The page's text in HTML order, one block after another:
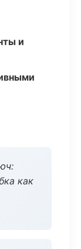
и
как